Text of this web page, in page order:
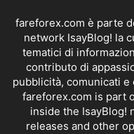
fareforex.com è parte
network IsayBlog! la
tematici di
contributo di
pubblicità, comunicati e
fareforex.com is part
inside the IsayBlog!
releases and other